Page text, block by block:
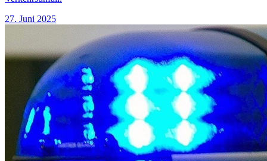
27. Juni 2025